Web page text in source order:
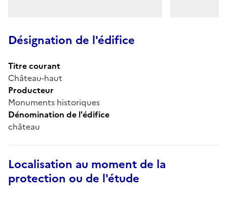
Désignation de l'édifice
Titre courant
Château-haut
Producteur
Monuments historiques
Dénomination de l'édifice
château
Localisation au moment de la
protection ou de l'étude